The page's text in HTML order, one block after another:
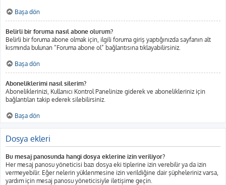
Başa dön
Belirli bir foruma nasıl abone olurum?
Belirli bir foruma abone olmak için, ilgili foruma giriş yaptığınızda sayfanın alt
kısmında bulunan “Foruma abone ol” bağlantısına tıklayabilirsiniz.
Başa dön
Aboneliklerimi nasıl silerim?
Aboneliklerinizi, Kullanıcı Kontrol Panelinize giderek ve abonelikleriniz için
bağlantıları takip ederek silebilirsiniz.
Başa dön
Dosya ekleri
Bu mesaj panosunda hangi dosya eklerine izin veriliyor?
Her mesaj panosu yöneticisi bazı dosya eki tiplerine izin verebilir ya da izin
vermeyebilir. Eğer nelerin yüklenmesine izin verildiğine dair şüpheleriniz varsa,
yardım için mesaj panosu yöneticisiyle iletişime geçin.